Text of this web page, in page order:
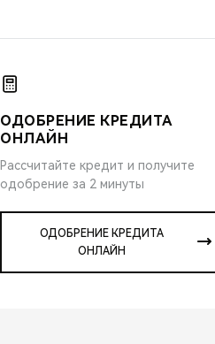
ОДОБРЕНИЕ КРЕДИТА
ОНЛАЙН
Рассчитайте кредит и получите
одобрение за 2 минуты
ОДОБРЕНИЕ КРЕДИТА
ОНЛАЙН